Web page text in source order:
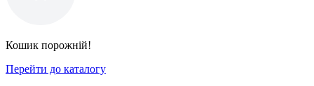
Кошик порожній!
Перейти до каталогу